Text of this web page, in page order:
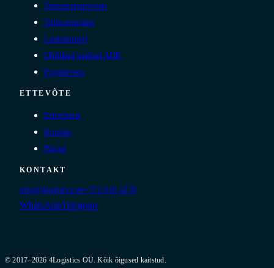
Temperatuurivedu
Tollivormistus
Laoteenused
Ohtlikud kaubad ADR
Projektveos
ETTEVÕTE
Ettevõttest
Kontakt
Päring
KONTAKT
info@4logistics.ee+372 610 4278
WhatsAppTelegram
© 2017–2026 4Logistics OÜ. Kõik õigused kaitstud.